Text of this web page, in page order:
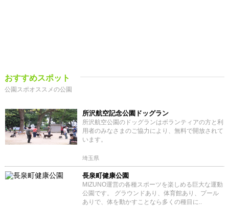
おすすめスポット
公園スポオススメの公園
所沢航空記念公園ドッグラン
所沢航空公園のドッグランはボランティアの方と利
用者のみなさまのご協力により、無料で開放されて
います。
埼玉県
長泉町健康公園
MIZUNO運営の各種スポーツを楽しめる巨大な運動
公園です。 グラウンドあり、体育館あり、プール
ありで、体を動かすことなら多くの種目に..